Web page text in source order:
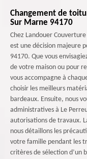
Changement de
Sur Marne 94170
Chez Landouer
est une décision majeure
94170. Que vous
de votre maison ou pour
vous accompagne à
choisir les meilleurs
bardeaux. Ensuite, nous
administratives à Le
autorisations de travaux.
nous détaillons les
votre famille pendant les
critères de sélection d’un